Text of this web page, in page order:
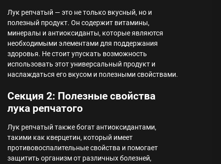
Лук репчатый — это не только вкусный, но и
полезный продукт. Он содержит витамины,
минералы и антиоксиданты, которые являются
необходимыми элементами для поддержания
здоровья. Не стоит упускать возможность
использовать этот универсальный продукт и
наслаждаться его вкусом и полезными свойствами.
Секция 2: Полезные свойства
лука репчатого
Лук репчатый также богат антиоксидантами,
такими как кверцетин, который имеет
противовоспалительные свойства и помогает
защитить организм от различных болезней,